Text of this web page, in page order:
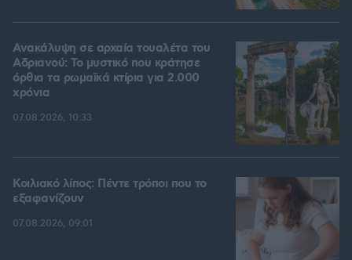
Ανακάλυψη σε αρχαία τουαλέτα του
Αδριανού: Το μυστικό που κράτησε
όρθια τα ρωμαϊκά κτίρια για 2.000
χρόνια
07.08.2026, 10:33
Κοιλιακό λίπος: Πέντε τρόποι που το
εξαφανίζουν
07.08.2026, 09:01